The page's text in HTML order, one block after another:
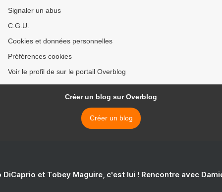
Signaler un abus
C.G.U.
Cookies et données personnelles
Préférences cookies
Voir le profil de sur le portail Overblog
Créer un blog sur Overblog
Créer un blog
DiCaprio et Tobey Maguire, c'est lui ! Rencontre avec